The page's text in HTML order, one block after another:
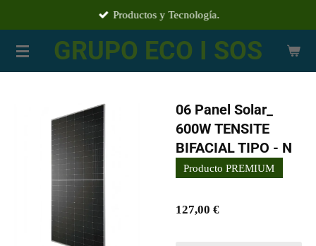
contenido
principal
GRUPO ECO I SOS
Productos y Tecnología.
06 Panel Solar_
600W TENSITE
BIFACIAL TIPO - N
Producto PREMIUM
127,00 €